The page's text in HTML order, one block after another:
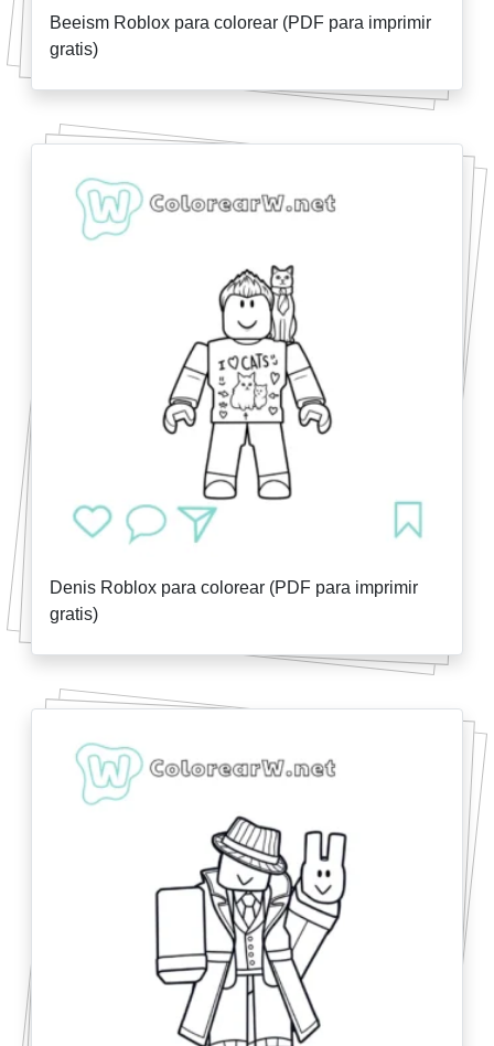
Beeism Roblox para colorear (PDF para imprimir
gratis)
Denis Roblox para colorear (PDF para imprimir
gratis)